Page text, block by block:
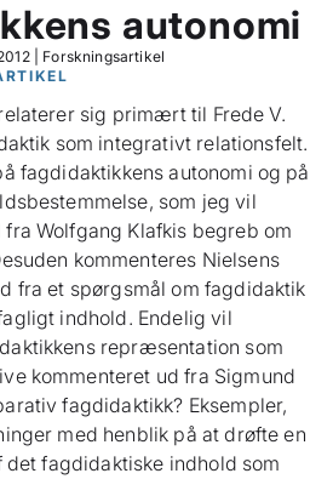
autonomi
| Forskningsartikel
sig primært til Frede V.
som integrativt relationsfelt.
fagdidaktikkens autonomi og på
som jeg vil
Wolfgang Klafkis begreb om
kommenteres Nielsens
fra et spørgsmål om fagdidaktik
indhold. Endelig vil
repræsentation som
kommenteret ud fra Sigmund
fagdidaktikk? Eksempler,
med henblik på at drøfte en
det fagdidaktiske indhold som